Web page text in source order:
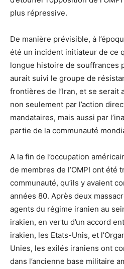
plus répressive.
De manière prévisible, à
été un incident initiateur de ce
longue histoire de souffrances
aurait suivi le groupe de
frontières de l’Iran, et se serait
non seulement par l’action
mandataires, mais aussi par
partie de la communauté
A la fin de l’occupation
de membres de l’OMPI ont été
communauté, qu’ils y avaient
années 80. Après deux
agents du régime iranien au
irakien, en vertu d’un accord
irakien, les Etats-Unis, et
Unies, les exilés iraniens ont
dans l’ancienne base militaire